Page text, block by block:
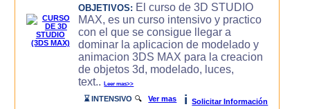
OBJETIVOS: El curso de 3D STUDIO
MAX, es un curso intensivo y practico
con el que se consigue llegar a
dominar la aplicacion de modelado y
animacion 3DS MAX para la creacion
de objetos 3d, modelado, luces,
text..Leer mas>>
⌛ INTENSIVO 🔍Ver mas i Solicitar Información